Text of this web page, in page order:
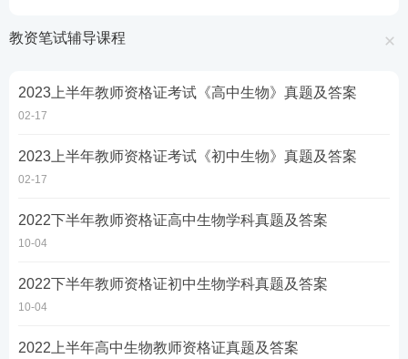
教资笔试辅导课程
2023上半年教师资格证考试《高中生物》真题及答案
02-17
2023上半年教师资格证考试《初中生物》真题及答案
02-17
2022下半年教师资格证高中生物学科真题及答案
10-04
2022下半年教师资格证初中生物学科真题及答案
10-04
2022上半年高中生物教师资格证真题及答案